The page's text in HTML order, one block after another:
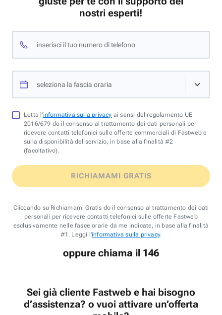
nostri esperti!
inserisci il tuo numero di telefono
seleziona la fascia oraria
Letta l'informativa sulla privacy ai sensi del regolamento UE
2016/679 do il consenso al trattamento dei dati personali per
ricevere contatti telefonici sulle offerte commerciali di Fastweb e
sulla disponibilità del servizio, in base alla finalità #2
(facoltativo).
RICHIAMAMI GRATIS
Cliccando su Richiamami Gratis do il consenso al trattamento dei dati
personali per ricevere contatti telefonici sulle offerte Fastweb
esclusivamente nelle fasce orarie da me indicate, in base alla finalità
#1. Leggi l'informativa sulla privacy.
oppure chiama il 146
Sei già cliente Fastweb e hai bisogno
d’assistenza? o vuoi attivare un’offerta